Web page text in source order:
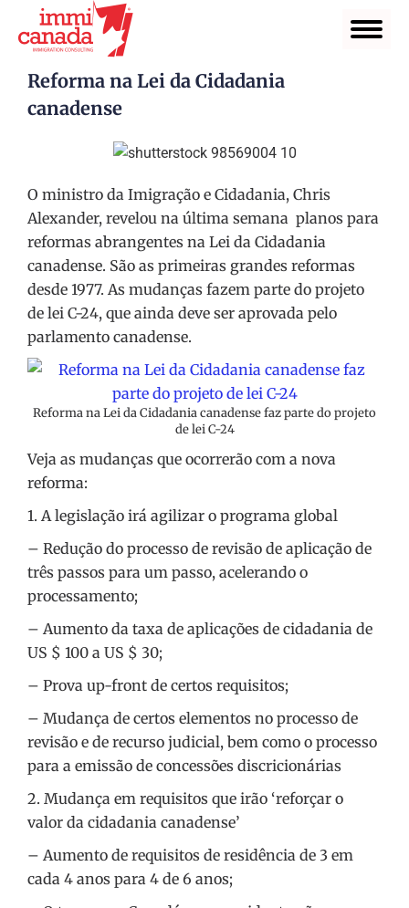
Reforma na Lei da Cidadania
canadense
O ministro da Imigração e Cidadania, Chris
Alexander, revelou na última semana planos para
reformas abrangentes na Lei da Cidadania
canadense. São as primeiras grandes reformas
desde 1977. As mudanças fazem parte do projeto
de lei C-24, que ainda deve ser aprovada pelo
parlamento canadense.
Reforma na Lei da Cidadania canadense faz parte do projeto
de lei C-24
Veja as mudanças que ocorrerão com a nova
reforma:
1. A legislação irá agilizar o programa global
– Redução do processo de revisão de aplicação de
três passos para um passo, acelerando o
processamento;
– Aumento da taxa de aplicações de cidadania de
US $ 100 a US $ 30;
– Prova up-front de certos requisitos;
– Mudança de certos elementos no processo de
revisão e de recurso judicial, bem como o processo
para a emissão de concessões discricionárias
2. Mudança em requisitos que irão ‘reforçar o
valor da cidadania canadense’
– Aumento de requisitos de residência de 3 em
cada 4 anos para 4 de 6 anos;